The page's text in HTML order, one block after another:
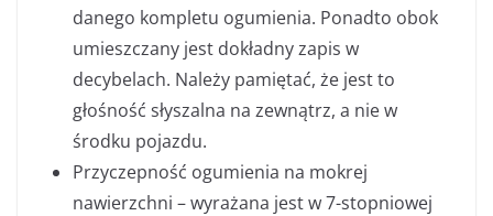
danego kompletu ogumienia. Ponadto obok
umieszczany jest dokładny zapis w
decybelach. Należy pamiętać, że jest to
głośność słyszalna na zewnątrz, a nie w
środku pojazdu.
Przyczepność ogumienia na mokrej
nawierzchni – wyrażana jest w 7-stopniowej